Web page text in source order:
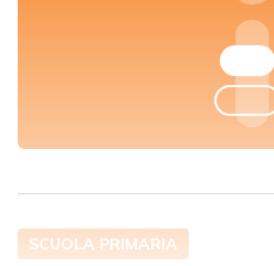
SCUOLA PRIMARIA